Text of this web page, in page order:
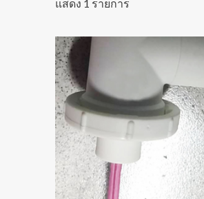
แสดง 1 รายการ